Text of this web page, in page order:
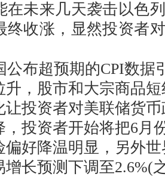
在未来几天袭击以色
终收涨，显然投资者
布超预期的CPI数据
升，股市和大宗商品
让投资者对美联储货
，投资者开始将把6月
偏好降温明显，另外
长预测下调至2.6%(